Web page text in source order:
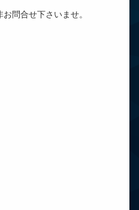
問合せ下さいませ。